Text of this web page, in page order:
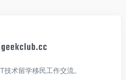
技术留学移民工作交流。